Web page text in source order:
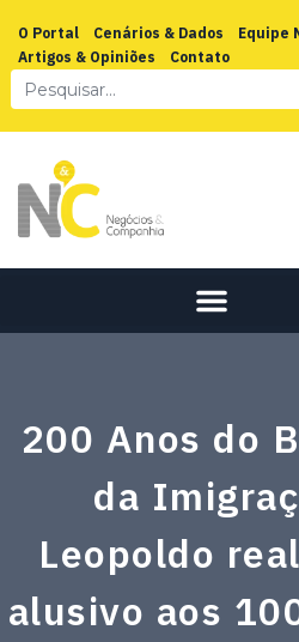
O Portal Cenários & Dados Equipe
Artigos & Opiniões
Contato
200 Anos do
da
Leopoldo
alusivo aos